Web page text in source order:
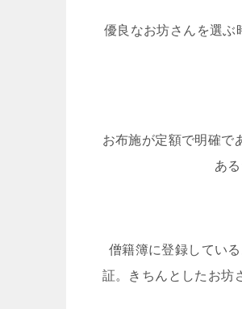
優良なお坊さんを選ぶ
お布施が定額で明確で
あ
僧籍簿に登録してい
証。きちんとしたお坊